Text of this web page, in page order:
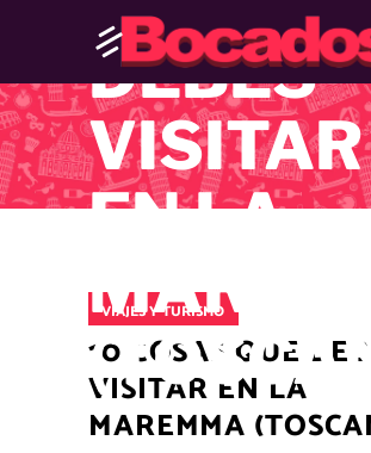
DEBES
VISITAR
EN LA
VIAJES Y TURISMO
10 COSAS QUE
VISITAR EN LA
MAREMMA